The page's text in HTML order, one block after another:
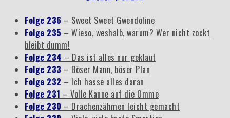
Folge 236 – Sweet Sweet Gwendoline
Folge 235 – Wieso, weshalb, warum? Wer nicht zockt
bleibt dumm!
Folge 234 – Das ist alles nur geklaut
Folge 233 – Böser Mann, böser Plan
Folge 232 – Ich hasse alles daran
Folge 231 – Volle Kanne auf die Omme
Folge 230 – Drachenzähmen leicht gemacht